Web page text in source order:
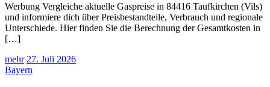
Werbung Vergleiche aktuelle Gaspreise in 84416 Taufkirchen (Vils)
und informiere dich über Preisbestandteile, Verbrauch und regionale
Unterschiede. Hier finden Sie die Berechnung der Gesamtkosten in
[…]
mehr 27. Juli 2026
Bayern